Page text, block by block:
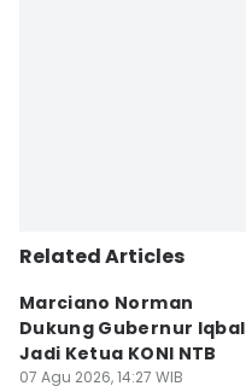
Related Articles
Marciano Norman
Dukung Gubernur Iqbal
Jadi Ketua KONI NTB
07 Agu 2026, 14:27 WIB